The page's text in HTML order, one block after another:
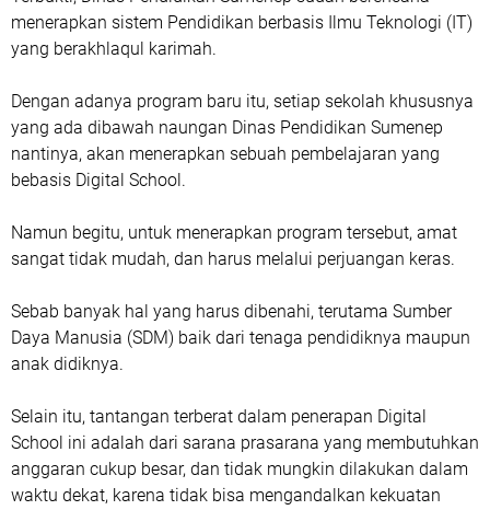
menerapkan sistem Pendidikan berbasis Ilmu Teknologi (IT)
yang berakhlaqul karimah.
Dengan adanya program baru itu, setiap sekolah khususnya
yang ada dibawah naungan Dinas Pendidikan Sumenep
nantinya, akan menerapkan sebuah pembelajaran yang
bebasis Digital School.
Namun begitu, untuk menerapkan program tersebut, amat
sangat tidak mudah, dan harus melalui perjuangan keras.
Sebab banyak hal yang harus dibenahi, terutama Sumber
Daya Manusia (SDM) baik dari tenaga pendidiknya maupun
anak didiknya.
Selain itu, tantangan terberat dalam penerapan Digital
School ini adalah dari sarana prasarana yang membutuhkan
anggaran cukup besar, dan tidak mungkin dilakukan dalam
waktu dekat, karena tidak bisa mengandalkan kekuatan